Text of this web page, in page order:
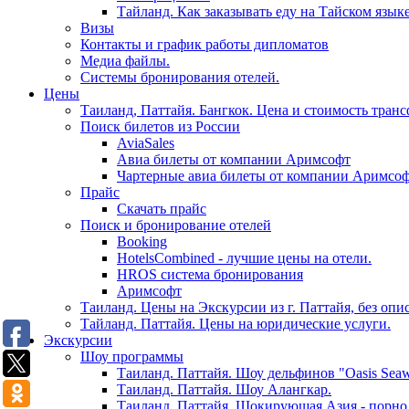
Тайланд. Как заказывать еду на Тайском
Визы
Контакты и график работы дипломатов
Медиа файлы.
Системы бронирования отелей.
Цены
Таиланд, Паттайя. Бангкок. Цена и стоимость
Поиск билетов из России
AviaSales
Авиа билеты от компании Аримсофт
Чартерные авиа билеты от компании
Прайс
Скачать прайс
Поиск и бронирование отелей
Booking
HotelsCombined - лучшие цены на отели.
HROS система бронирования
Аримсофт
Таиланд. Цены на Экскурсии из г. Паттайя, без
Тайланд. Паттайя. Цены на юридические услуги.
Экскурсии
Шоу программы
Таиланд. Паттайя. Шоу дельфинов "Oasis
Таиланд. Паттайя. Шоу Алангкар.